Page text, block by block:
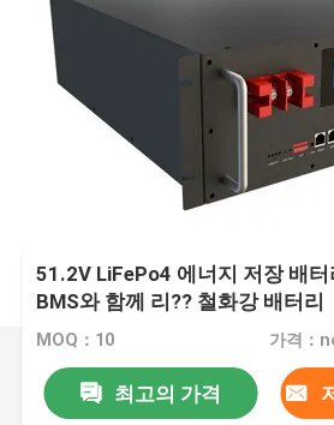
51.2V LiFePo4 에너지 저장 배
BMS와 함께 리?? 철화강 배터리
MOQ：10 가격：
최고의 가격